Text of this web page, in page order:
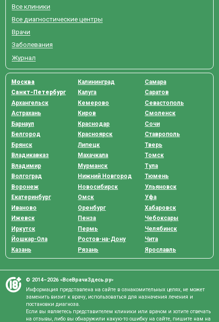
Все клиники
Все диагностические центры
Врачи
Заболевания
Журнал
Москва
Санкт-Петербург
Архангельск
Астрахань
Барнаул
Белгород
Брянск
Владикавказ
Владимир
Волгоград
Воронеж
Екатеринбург
Иваново
Ижевск
Иркутск
Йошкар-Ола
Казань
Калининград
Калуга
Кемерово
Киров
Краснодар
Красноярск
Липецк
Махачкала
Мурманск
Нижний Новгород
Новосибирск
Омск
Оренбург
Пенза
Пермь
Ростов-на-Дону
Рязань
Самара
Саратов
Севастополь
Смоленск
Сочи
Ставрополь
Тверь
Томск
Тула
Тюмень
Ульяновск
Уфа
Хабаровск
Чебоксары
Челябинск
Чита
Ярославль
© 2014–2026 «ВсеВрачиЗдесь.ру»
Информация представлена на сайте в ознакомительных целях, не может
заменить визит к врачу, использоваться для назначения лечения и
постановки диагноза.
Если вы являетесь представителем клиники или врачом и хотите отвечать
на отзывы, либо вы обнаружили какую-то ошибку на сайте, пишите нам на